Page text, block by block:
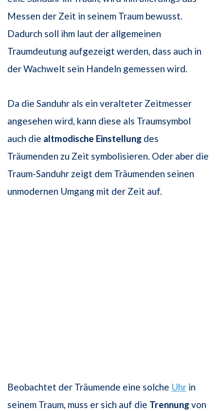
Messen der Zeit in seinem Traum bewusst.
Dadurch soll ihm laut der allgemeinen
Traumdeutung aufgezeigt werden, dass auch in
der Wachwelt sein Handeln gemessen wird.
Da die Sanduhr als ein veralteter Zeitmesser
angesehen wird, kann diese als Traumsymbol
auch die altmodische Einstellung des
Träumenden zu Zeit symbolisieren. Oder aber die
Traum-Sanduhr zeigt dem Träumenden seinen
unmodernen Umgang mit der Zeit auf.
Beobachtet der Träumende eine solche Uhr in
seinem Traum, muss er sich auf die Trennungvon